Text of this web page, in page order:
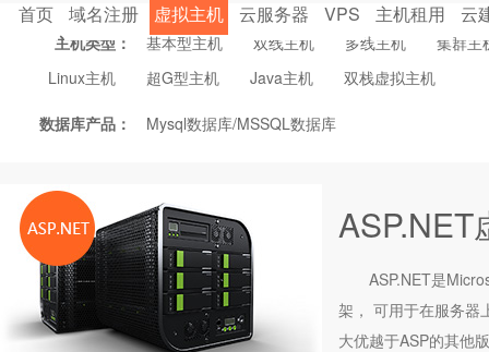
首页 域名注册 虚拟主机 云服务器 VPS 主机租用 云
主机类型： 基本型主机 双线主机 多线主机
集群主
Linux主机
超G型主机 Java主机 双栈虚拟主机
数据库产品： Mysql数据库/MSSQL数据库
ASP.NET
ASP.NET是
架， 可用于在服务器
大优越于ASP的其他